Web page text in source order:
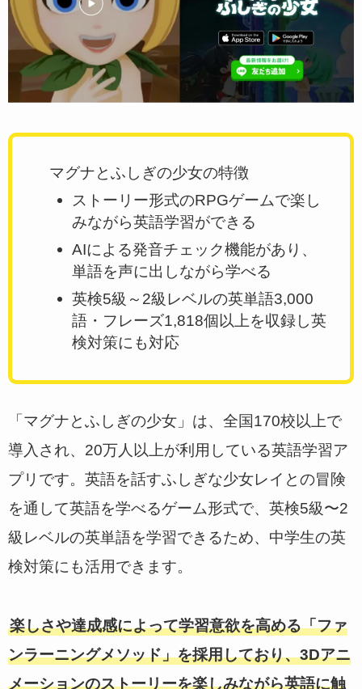
マグナとふしぎの少女の特徴
ストーリー形式のRPGゲームで楽し
みながら英語学習ができる
AIによる発音チェック機能があり、
単語を声に出しながら学べる
英検5級～2級レベルの英単語3,000
語・フレーズ1,818個以上を収録し英
検対策にも対応
「マグナとふしぎの少女」は、全国170校以上で
導入され、20万人以上が利用している英語学習ア
プリです。英語を話すふしぎな少女レイとの冒険
を通して英語を学べるゲーム形式で、英検5級〜2
級レベルの英単語を学習できるため、中学生の英
検対策にも活用できます。
楽しさや達成感によって学習意欲を高める「ファ
ンラーニングメソッド」を採用しており、3Dアニ
メーションのストーリーを楽しみながら英語に触